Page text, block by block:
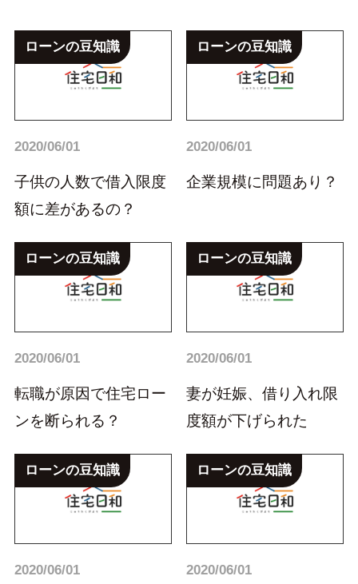
ローンの豆知識
2020/06/01
子供の人数で借入限度
額に差があるの？
ローンの豆知識
2020/06/01
企業規模に問題あり？
ローンの豆知識
2020/06/01
転職が原因で住宅ロー
ンを断られる？
ローンの豆知識
2020/06/01
妻が妊娠、借り入れ限
度額が下げられた
ローンの豆知識
2020/06/01
ローンの豆知識
2020/06/01